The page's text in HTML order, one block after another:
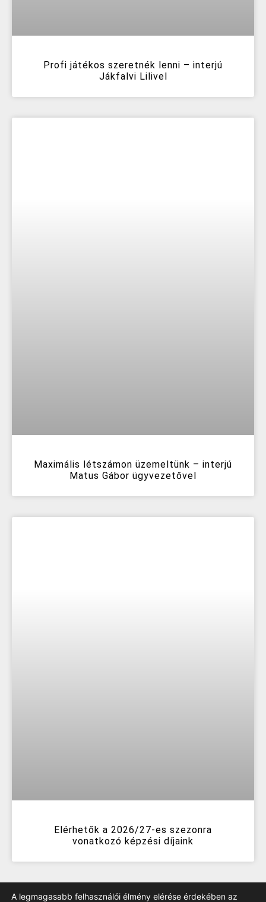
Profi játékos szeretnék lenni – interjú
Jákfalvi Lilivel
Maximális létszámon üzemeltünk – interjú
Matus Gábor ügyvezetővel
Elérhetők a 2026/27-es szezonra
vonatkozó képzési díjaink
A legmagasabb felhasználói élmény elérése érdekében az